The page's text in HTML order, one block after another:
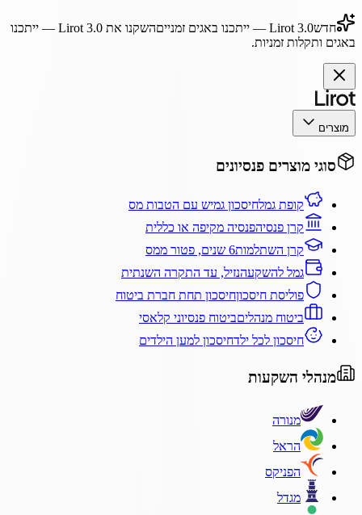
חדשLirot 3.0 — ייתכנו באגים זמנייםהשקנו את Lirot 3.0— ייתכנו
באגים ותקלות זמניות.
מוצרים
סוגי מוצרים פנסיונים
קופת גמלחיסכון גמיש עם הטבות מס
קרן פנסיהפנסיה מקיפה או כללית
קרן השתלמות6 שנים, פטור ממס
גמל להשקעהנזיל, עד התקרה השנתית
פוליסת חיסכוןחיסכון תחת חברת ביטוח
ביטוח מנהליםביטוח פנסיוני קלאסי
חיסכון לכל ילדחיסכון למען הילדים
מנהלי השקעות
מנורה
הראל
הפניקס
מגדל